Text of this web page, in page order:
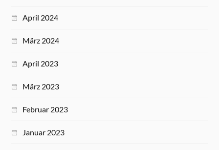
April 2024
März 2024
April 2023
März 2023
Februar 2023
Januar 2023